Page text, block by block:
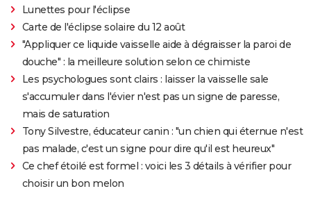
Lunettes pour l'éclipse
Carte de l'éclipse solaire du 12 août
"Appliquer ce liquide vaisselle aide à dégraisser la paroi de
douche" : la meilleure solution selon ce chimiste
Les psychologues sont clairs : laisser la vaisselle sale
s'accumuler dans l'évier n'est pas un signe de paresse,
mais de saturation
Tony Silvestre, éducateur canin : "un chien qui éternue n'est
pas malade, c'est un signe pour dire qu'il est heureux"
Ce chef étoilé est formel : voici les 3 détails à vérifier pour
choisir un bon melon